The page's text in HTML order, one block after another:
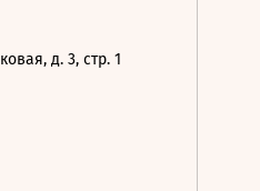
д. 3, стр. 1